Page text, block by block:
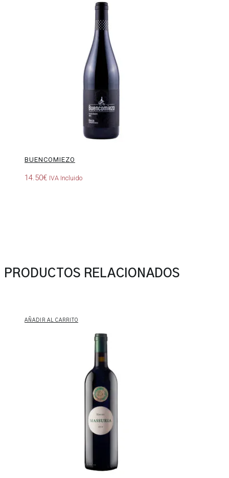
BUENCOMIEZO
14.50€ IVA Incluido
PRODUCTOS RELACIONADOS
AÑADIR AL CARRITO